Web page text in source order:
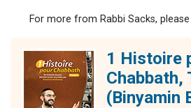
For more from Rabbi Sacks,
1 Histoire
Chabbath,
(Binyamin